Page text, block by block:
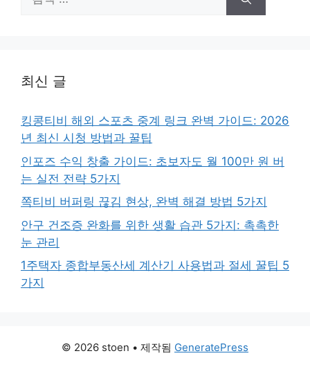
색:
최신 글
킹콩티비 해외 스포츠 중계 링크 완벽 가이드: 2026
년 최신 시청 방법과 꿀팁
인포즈 수익 창출 가이드: 초보자도 월 100만 원 버
는 실전 전략 5가지
쪽티비 버퍼링 끊김 현상, 완벽 해결 방법 5가지
안구 건조증 완화를 위한 생활 습관 5가지: 촉촉한
눈 관리
1주택자 종합부동산세 계산기 사용법과 절세 꿀팁 5
가지
© 2026 stoen • 제작됨 GeneratePress